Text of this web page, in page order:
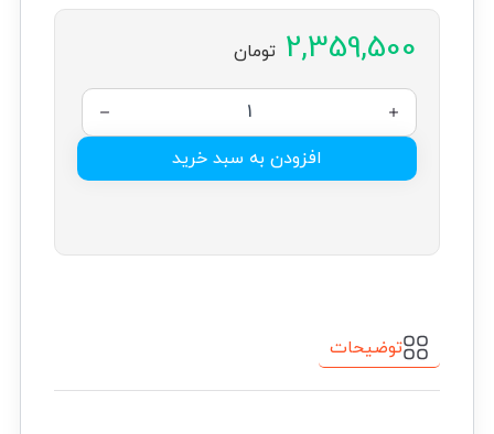
2,359,500 تومان
افزودن به سبد خرید
توضیحات